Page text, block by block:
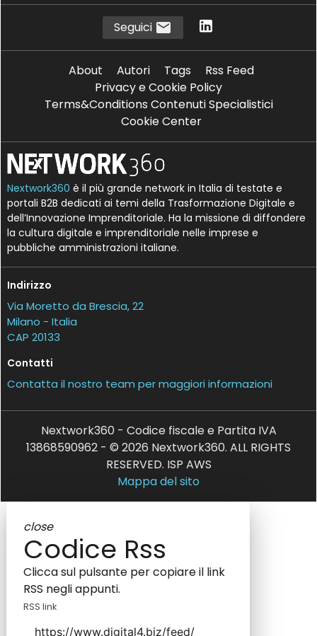
Seguici
About Autori Tags
Rss Feed
Privacy e Cookie Policy
Terms&Conditions Contenuti Specialistici
Cookie Center
Nextwork360 è il più grande network in Italia di testate e
portali B2B dedicati ai temi della Trasformazione Digitale e
dell’Innovazione Imprenditoriale. Ha la missione di diffondere
la cultura digitale e imprenditoriale nelle imprese e
pubbliche amministrazioni italiane.
Indirizzo
Via Moretto da Brescia, 22
Milano - Italia
CAP 20133
Contatti
Contatta il nostro team per maggiori informazioni
Nextwork360 - Codice fiscale e Partita IVA
13868590962 - © 2026 Nextwork360. ALL RIGHTS
RESERVED. ISP AWS
Mappa del sito
close
Codice Rss
Clicca sul pulsante per copiare il link
RSS negli appunti.
RSS link